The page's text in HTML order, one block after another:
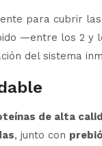
para cubrir
—entre los 2 y
del sistema
de alta
, junto con